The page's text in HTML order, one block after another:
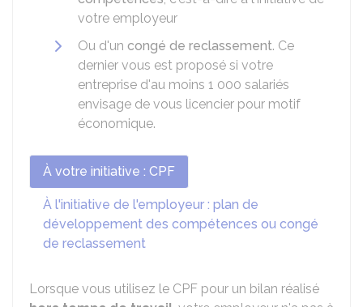
votre employeur
Ou d'un congé de reclassement. Ce
dernier vous est proposé si votre
entreprise d'au moins 1 000 salariés
envisage de vous licencier pour motif
économique.
À votre initiative : CPF
À l'initiative de l'employeur : plan de
développement des compétences ou congé
de reclassement
Lorsque vous utilisez le CPF pour un bilan réalisé